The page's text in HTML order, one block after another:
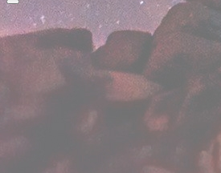
Прокрутить
вверх